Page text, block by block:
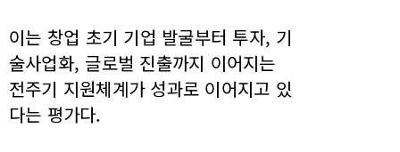
이는 창업 초기 기업 발굴부터 투자, 기
술사업화, 글로벌 진출까지 이어지는
전주기 지원체계가 성과로 이어지고 있
다는 평가다.